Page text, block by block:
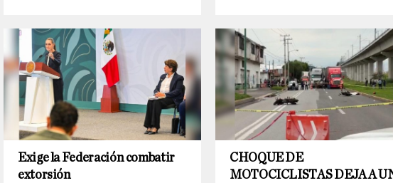
Exige la Federación combatir
extorsión
CHOQUE DE
MOTOCICLISTAS DEJA A